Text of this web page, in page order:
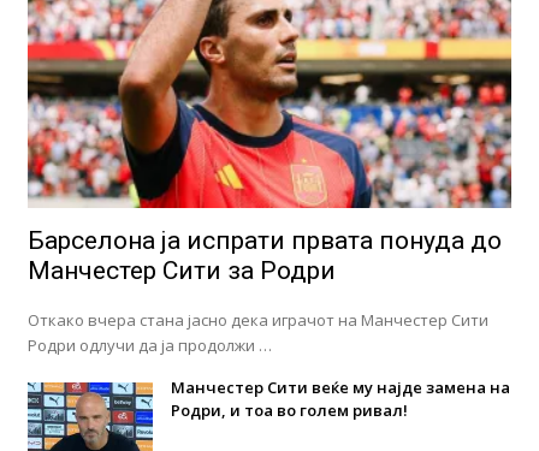
Барселона ја испрати првата понуда до
Манчестер Сити за Родри
Откако вчера стана јасно дека играчот на Манчестер Сити
Родри одлучи да ја продолжи …
Манчестер Сити веќе му најде замена на
Родри, и тоа во голем ривал!